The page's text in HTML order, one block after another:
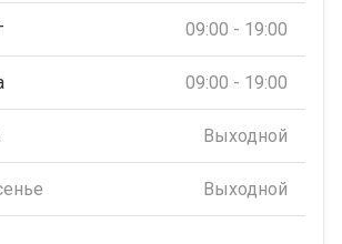
09:00 - 19:00
09:00 - 19:00
Выходной
Выходной